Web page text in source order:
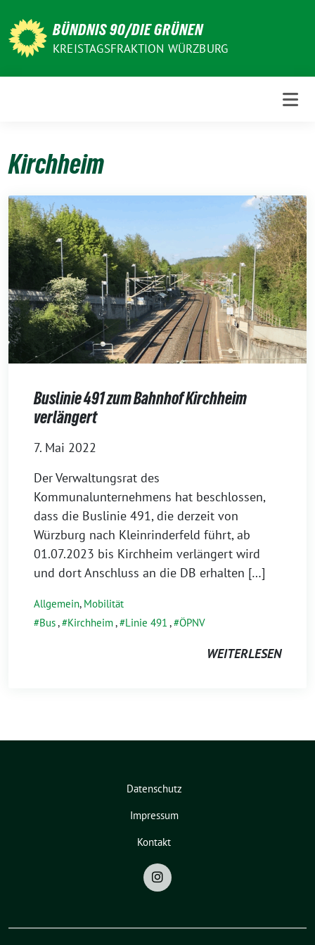
zum
Inhalt
BÜNDNIS 90/DIE GRÜNEN
KREISTAGSFRAKTION WÜRZBURG
Kirchheim
Buslinie 491 zum Bahnhof Kirchheim
verlängert
7. Mai 2022
Der Verwaltungsrat des
Kommunalunternehmens hat beschlossen,
dass die Buslinie 491, die derzeit von
Würzburg nach Kleinrinderfeld führt, ab
01.07.2023 bis Kirchheim verlängert wird
und dort Anschluss an die DB erhalten […]
Allgemein, Mobilität
Bus, Kirchheim, Linie 491 , ÖPNV
WEITERLESEN
Datenschutz
Impressum
Kontakt